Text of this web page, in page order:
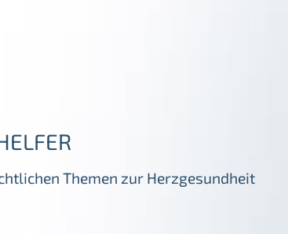
Themen zur Herzgesundheit